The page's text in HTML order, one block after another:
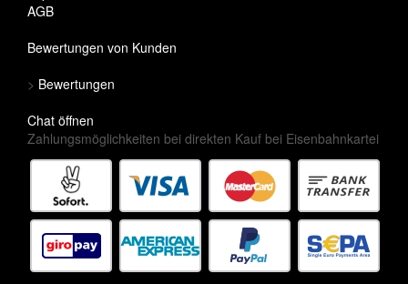
AGB
Bewertungen von Kunden
> Bewertungen
Chat öffnen
Zahlungsmöglichkeiten bei direkten Kauf bei Eisenbahnkartei